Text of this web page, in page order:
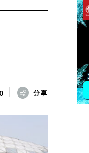
0 分享